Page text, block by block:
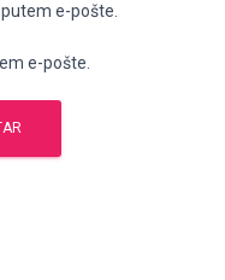
e-pošte.
e-pošte.